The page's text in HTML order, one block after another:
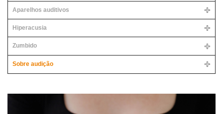
Aparelhos auditivos
Hiperacusia
Zumbido
Sobre audição